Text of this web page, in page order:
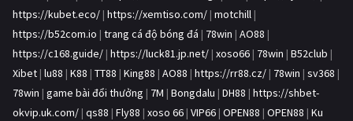
https://kubet.eco/ | https://xemtiso.com/ | motchill |
https://b52com.io | trang cá độ bóng đá | 78win | AO88 |
https://c168.guide/ | https://luck81.jp.net/ | xoso66 | 78win | B52club |
Xibet | lu88 | K88 | TT88 | King88 | AO88 | https://rr88.cz/ | 78win | sv368 |
78win | game bài đổi thưởng | 7M | Bongdalu | DH88 | https://shbet-
okvip.uk.com/ | qs88 | Fly88 | xoso 66 | VIP66 | OPEN88 | OPEN88 | Ku